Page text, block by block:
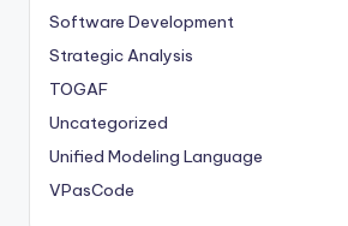
Software Development
Strategic Analysis
TOGAF
Uncategorized
Unified Modeling Language
VPasCode